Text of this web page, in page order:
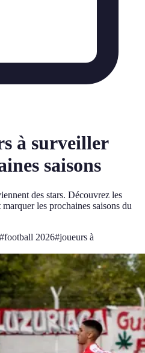
à surveiller
saisons
des stars. Découvrez les
les prochaines saisons du
#football 2026#joueurs à